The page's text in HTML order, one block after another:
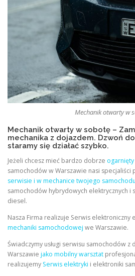
Mechanik otwarty w
Mechanik otwarty w sobotę –
mechanika z dojazdem. Dzwoń
staramy się działać szybko.
Jeżeli chcesz mieć bardzo dobrze
samochodów w Warszawie nasi specjaliści
serwisie i w mechanice twojego samochodu
samochodów hybrydowych elektrycznych i
diesel.
Nasza Firma realizuje Serwis elektroniczny
mechaniki samochodowej we Warszawie.
Świadczymy usługi serwisu samochodów
Warszawie jako mobilny warsztat
realizujemy Serwis elektryki i elektroniki